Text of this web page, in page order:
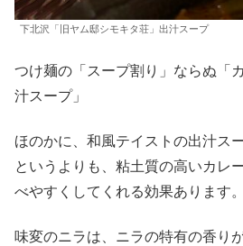
下北沢「旧ヤム邸シモキタ荘」出汁スープ
つけ麺の「スープ割り」ならぬ「
汁スープ」
ほのかに、和風テイストの出汁ス
というよりも、粘土質の高いカレ
べやすくしてくれる効果あります。
味変のニラは、ニラの特有の香り